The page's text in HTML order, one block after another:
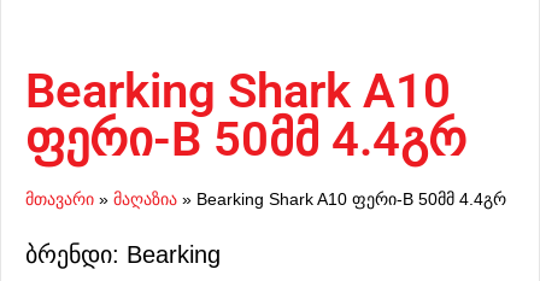
Bearking Shark A10
ფერი-B 50მმ 4.4გრ
მთავარი » მაღაზია » Bearking Shark A10 ფერი-B 50მმ 4.4გრ
ბრენდი: Bearking